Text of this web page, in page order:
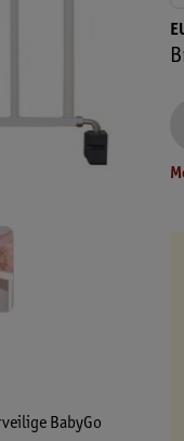
BabyGo